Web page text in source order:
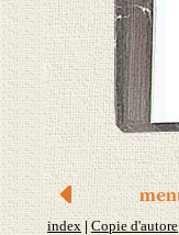
index |Copie d'autore